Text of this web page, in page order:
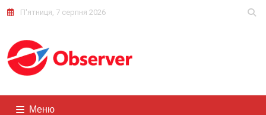
П'ятниця, 7 серпня 2026
Меню